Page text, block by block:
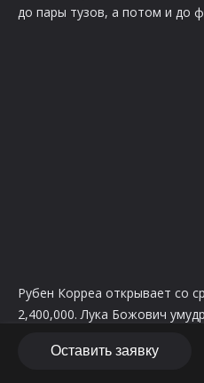
до пары тузов, а потом и до
Рубен Корреа открывает со
2,400,000. Лука Божович
девятки на хайджеке. Джон
ин 26,300,000 с . (Может быть,
Оставить заявку